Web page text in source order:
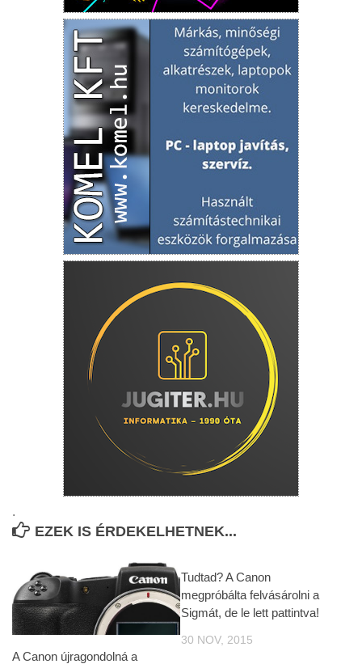
.
EZEK IS ÉRDEKELHETNEK...
A Canon újragondolná a
Tudtad? A Canon
megpróbálta felvásárolni a
Sigmát, de le lett pattintva!
30 NOV, 2015